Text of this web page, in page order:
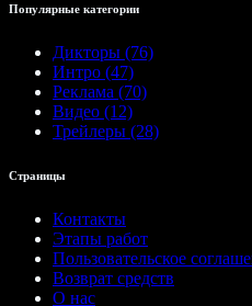
Популярные категории
Дикторы (76)
Интро (47)
Реклама (70)
Видео (12)
Трейлеры (28)
Страницы
Контакты
Этапы работ
Пользовательское
Возврат средств
О нас